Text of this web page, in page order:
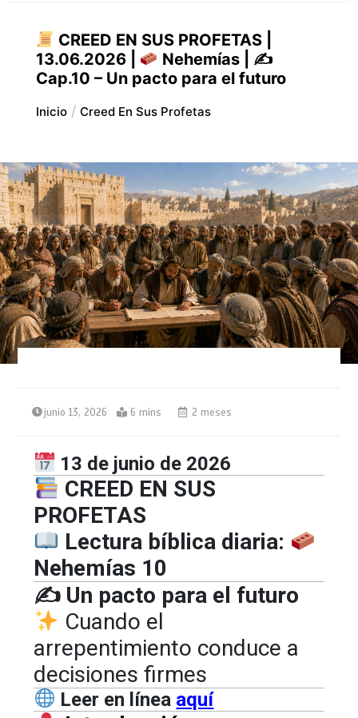
CREED EN SUS PROFETAS |
13.06.2026 |
Nehemías | ✍
Cap.10 – Un pacto para el futuro
Inicio Creed En Sus Profetas
junio 13, 2026 6 mins 2 meses
13 de junio de 2026
CREED EN SUS
PROFETAS
Lectura bíblica diaria:
Nehemías 10
✍️ Un pacto para el futuro
Cuando el
arrepentimiento conduce a
decisiones firmes
Leer en línea aquí